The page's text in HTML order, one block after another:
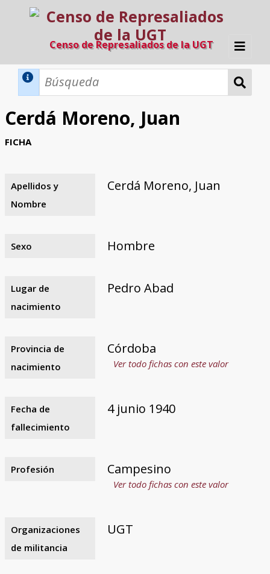
Censo de Represaliados de la UGT
Inicio
Búsqueda Dinámica
Búsqueda Avanzada
Razones y objetivos
El equipo
Colaboradores
Fuentes documentales
Cerdá Moreno, Juan
FICHA
Apellidos y
Nombre
Cerdá Moreno, Juan
Sexo Hombre
Lugar de
nacimiento
Pedro Abad
Provincia de
nacimiento
Córdoba
Ver todo fichas con este valor
Fecha de
fallecimiento
4 junio 1940
Profesión Campesino
Ver todo fichas con este valor
Organizaciones
de militancia
UGT